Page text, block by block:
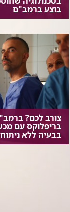
בוצע ברמב"ם
צורב לכם?
בריפלוקס עם
בבעיה ללא ניתוח